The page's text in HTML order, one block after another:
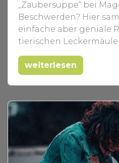
„Zaubersuppe“ bei
Beschwerden? Hier
einfache aber geniale
tierischen
weiterlesen